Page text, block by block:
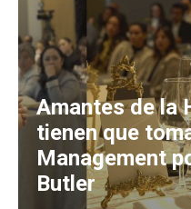
Amantes de la
tienen que
Management
Butler